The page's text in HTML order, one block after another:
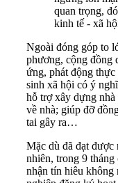
quan trọng,
kinh tế - xã
Ngoài đóng góp to
phương, cộng đồng
ứng, phát động thực
sinh xã hội có ý
hỗ trợ xây dựng
về nhà; giúp đỡ
tai gây ra…
Mặc dù đã đạt được
nhiên, trong 9
nhận tín hiêu không